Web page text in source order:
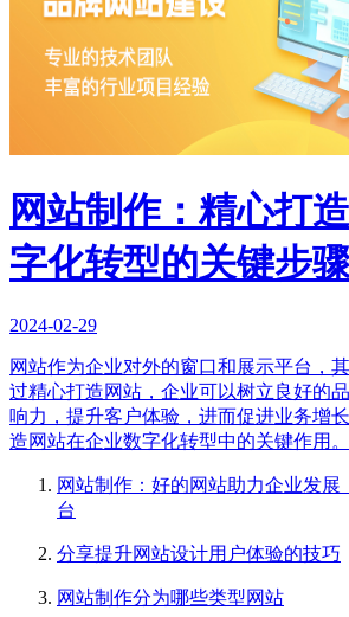
网站制作：精心打
字化转型的关键步骤
2024-02-29
网站作为企业对外的窗口和展示平台，
过精心打造网站，企业可以树立良好的
响力，提升客户体验，进而促进业务增
造网站在企业数字化转型中的关键作用。
网站制作：好的网站助力企业发展
台
分享提升网站设计用户体验的技巧
网站制作分为哪些类型网站